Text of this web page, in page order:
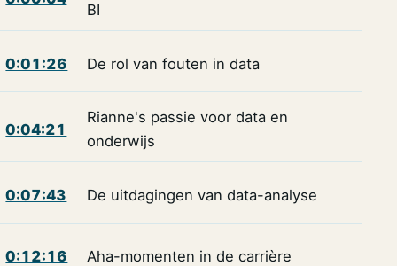
BI
0:01:26 De rol van fouten in data
0:04:21
Rianne's passie voor data en
onderwijs
0:07:43 De uitdagingen van data-analyse
0:12:16 Aha-momenten in de carrière